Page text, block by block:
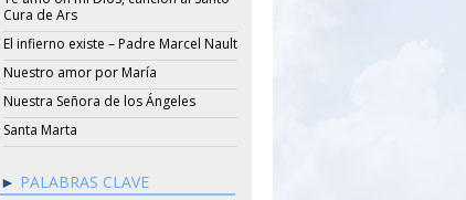
Cura de Ars
El infierno existe – Padre Marcel Nault
Nuestro amor por María
Nuestra Señora de los Ángeles
Santa Marta
PALABRAS CLAVE